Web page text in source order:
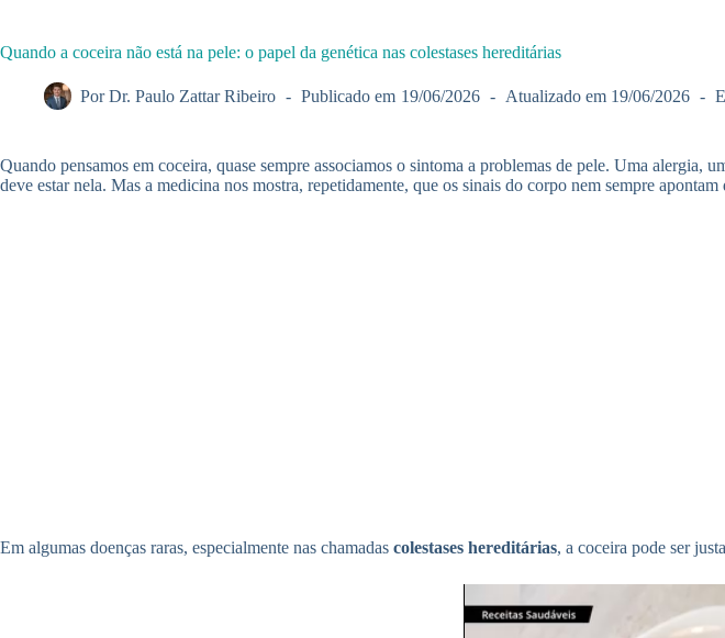
Quando a coceira não está na pele: o papel da genética nas colestases hereditárias
Por Dr. Paulo Zattar Ribeiro Publicado em 19/06/2026 Atualizado em 19/06/2026
Quando pensamos em coceira, quase sempre associamos o sintoma a problemas de pele. Uma
deve estar nela. Mas a medicina nos mostra, repetidamente, que os sinais do corpo nem sempre apontam
Em algumas doenças raras, especialmente nas chamadas colestases hereditárias, a coceira pode ser